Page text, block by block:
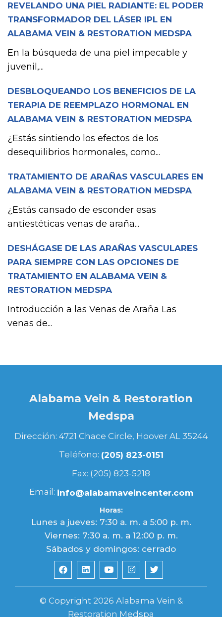
REVELANDO UNA PIEL RADIANTE: EL PODER
TRANSFORMADOR DEL LÁSER IPL EN
ALABAMA VEIN & RESTORATION MEDSPA
En la búsqueda de una piel impecable y
juvenil,...
DESBLOQUEANDO LOS BENEFICIOS DE LA
TERAPIA DE REEMPLAZO HORMONAL EN
ALABAMA VEIN & RESTORATION MEDSPA
¿Estás sintiendo los efectos de los
desequilibrios hormonales, como...
TRATAMIENTO DE ARAÑAS VASCULARES EN
ALABAMA VEIN & RESTORATION MEDSPA
¿Estás cansado de esconder esas
antiestéticas venas de araña...
DESHÁGASE DE LAS ARAÑAS VASCULARES
PARA SIEMPRE CON LAS OPCIONES DE
TRATAMIENTO EN ALABAMA VEIN &
RESTORATION MEDSPA
Introducción a las Venas de Araña Las
venas de...
Alabama Vein & Restoration
Medspa
Dirección: 4721 Chace Circle, Hoover AL 35244
Teléfono: (205) 823-0151
Fax: (205) 823-5218
Email: info@alabamaveincenter.com
Horas:
Lunes a jueves: 7:30 a. m. a 5:00 p. m.
Viernes: 7:30 a. m. a 12:00 p. m.
Sábados y domingos: cerrado
© Copyright 2026 Alabama Vein &
Restoration Medspa